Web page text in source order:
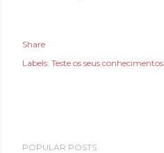
Share
Labels: Teste os seus conhecimentos
POPULAR POSTS